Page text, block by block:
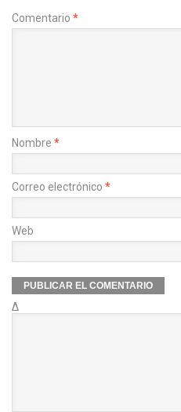
Comentario *
Nombre *
Correo electrónico *
Web
Δ